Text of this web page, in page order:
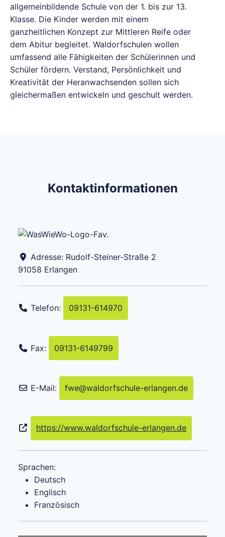
allgemeinbildende Schule von der 1. bis zur 13.
Klasse. Die Kinder werden mit einem
ganzheitlichen Konzept zur Mittleren Reife oder
dem Abitur begleitet. Waldorfschulen wollen
umfassend alle Fähigkeiten der Schülerinnen und
Schüler fördern. Verstand, Persönlichkeit und
Kreativität der Heranwachsenden sollen sich
gleichermaßen entwickeln und geschult werden.
Kontaktinformationen
Adresse: Rudolf-Steiner-Straße 2
91058 Erlangen
Telefon: 09131-614970
Fax: 09131-6149799
E-Mail: fwe@waldorfschule-erlangen.de
https://www.waldorfschule-erlangen.de
Sprachen:
Deutsch
Englisch
Französisch